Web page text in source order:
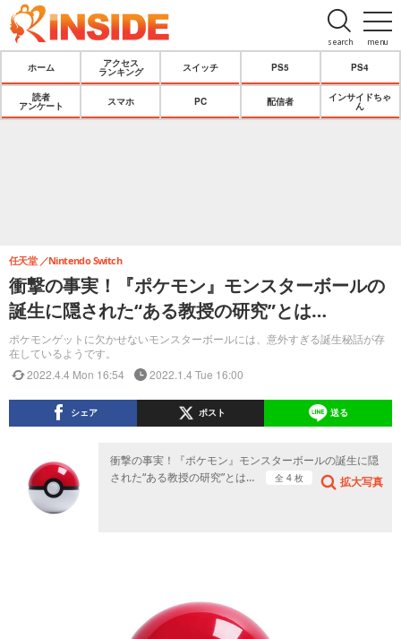
menu
search
ホーム
アクセス
ランキング
スイッチ PS5 PS4
読者
アンケート
スマホ PC 配信者
インサイドちゃ
ん
衝撃の事実！『ポケモン』モンスターボールの
誕生に隠された“ある教授の研究”とは…
ポケモンゲットに欠かせないモンスターボールには、意外すぎる誕生秘話が存
在しているようです。
任天堂 Nintendo Switch
2022.4.4 Mon 16:54 2022.1.4 Tue 16:00
シェア ポスト 送る
衝撃の事実！『ポケモン』モンスターボールの誕生に隠
された“ある教授の研究”とは…
全 4 枚 拡大写真